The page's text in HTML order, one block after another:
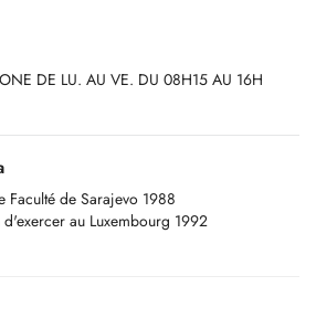
DE LU. AU VE. DU 08H15 AU 16H
Faculté de Sarajevo 1988
au Luxembourg 1992